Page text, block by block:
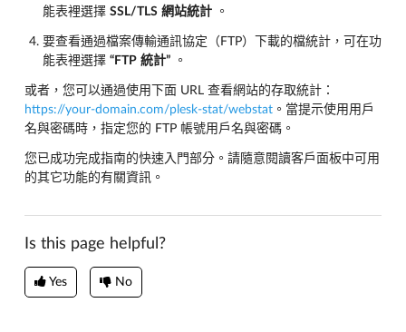
能表裡選擇 SSL/TLS 網站統計 。
要查看通過檔案傳輸通訊協定（FTP）下載的檔統計，可在功
能表裡選擇 “FTP 統計” 。
或者，您可以通過使用下面 URL 查看網站的存取統計：
https://your-domain.com/plesk-stat/webstat 。當提示使用用戶
名與密碼時，指定您的 FTP 帳號用戶名與密碼。
您已成功完成指南的快速入門部分。請隨意閱讀客戶面板中可用
的其它功能的有關資訊。
Is this page helpful?
Yes No